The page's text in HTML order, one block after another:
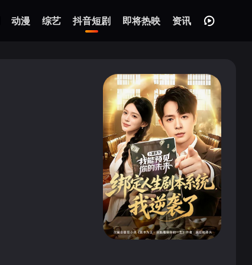
动漫 综艺 抖音短剧 即将热映 资讯